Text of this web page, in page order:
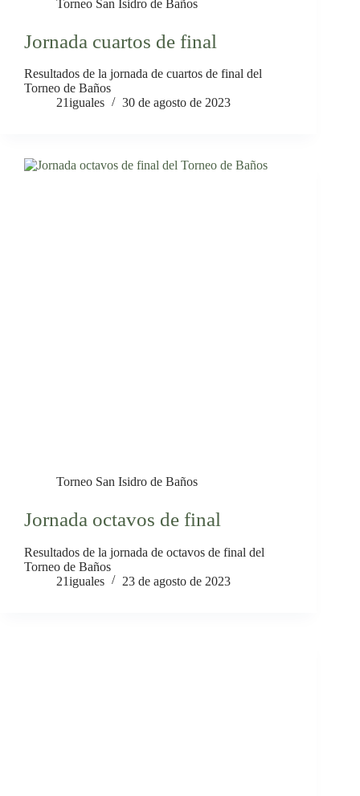
Torneo San Isidro de Baños
Jornada cuartos de final
Resultados de la jornada de cuartos de final del
Torneo de Baños
21iguales
30 de agosto de 2023
Torneo San Isidro de Baños
Jornada octavos de final
Resultados de la jornada de octavos de final del
Torneo de Baños
21iguales
23 de agosto de 2023